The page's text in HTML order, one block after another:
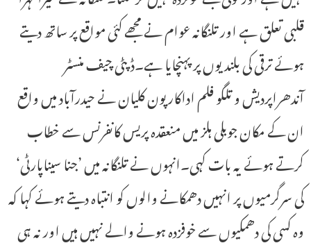
قلبی تعلق ہے اور تلنگانہ عوام نے مجھے کئی مواقع پر ساتھ دیتے
ہوئے ترقی کی بلندیوں پر پہنچایا ہے۔ڈپٹی چیف منسٹر
آندھراپردیش و تلگو فلم اداکار پون کلیان نے حیدرآباد میں واقع
ان کے مکان جوبلی ہلز میں منعقدہ پریس کانفرنس سے خطاب
کرتے ہوئے یہ بات کہی۔انہوں نے تلنگانہ میں ’جنا سیناپارٹی‘
کی سرگرمیوں پر انہیں دھمکانے والوں کو انتباہ دیتے ہوئے کہا کہ
وہ کسی کی دھمکیوں سے خوفزدہ ہونے والے نہیں ہیں اور نہ ہی